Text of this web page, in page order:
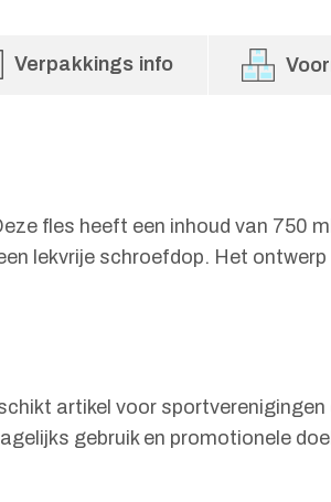
Verpakkings info
fles heeft een inhoud van 750
lekvrije schroefdop. Het
artikel voor
gebruik en promotionele